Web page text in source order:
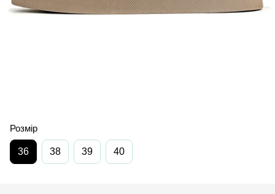
Розмір
36 38 39 40